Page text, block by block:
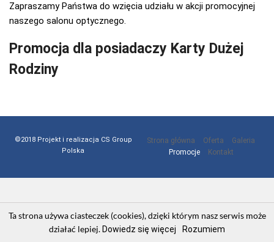
Zapraszamy Państwa do wzięcia udziału w akcji promocyjnej
naszego salonu optycznego.
Promocja dla posiadaczy Karty Dużej
Rodziny
©2018 Projekt i realizacja CS Group
Polska
Strona główna Oferta
Galeria
Promocje
Kontakt
Ta strona używa ciasteczek (cookies), dzięki którym nasz serwis może
działać lepiej. Dowiedz się więcej Rozumiem